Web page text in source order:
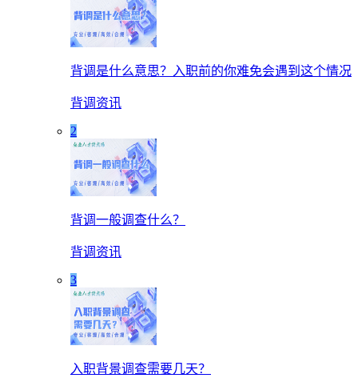
背调是什么意思？入职前的你难免会遇到这个情况
背调资讯
2
背调一般调查什么？
背调资讯
3
入职背景调查需要几天？